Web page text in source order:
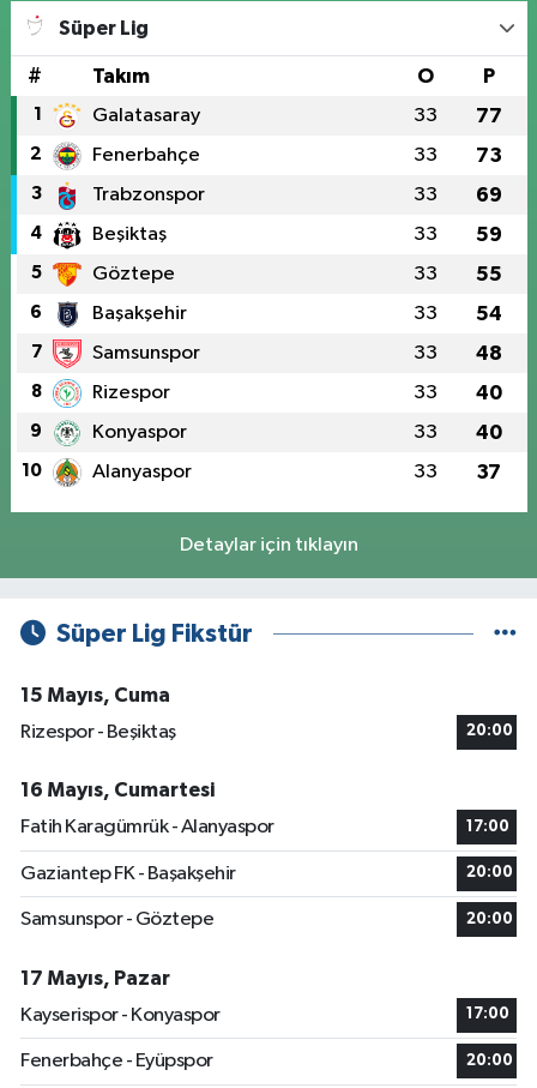
Süper Lig
# Takım O P
1 Galatasaray 33 77
2 Fenerbahçe 33 73
3 Trabzonspor 33 69
4 Beşiktaş 33 59
5 Göztepe 33 55
6 Başakşehir 33 54
7 Samsunspor 33 48
8 Rizespor 33 40
9 Konyaspor 33 40
10 Alanyaspor 33 37
Detaylar için tıklayın
Süper Lig Fikstür
15 Mayıs, Cuma
Rizespor - Beşiktaş
20:00
16 Mayıs, Cumartesi
Fatih Karagümrük - Alanyaspor
17:00
Gaziantep FK - Başakşehir 20:00
Samsunspor - Göztepe 20:00
17 Mayıs, Pazar
Kayserispor - Konyaspor
17:00
Fenerbahçe - Eyüpspor 20:00